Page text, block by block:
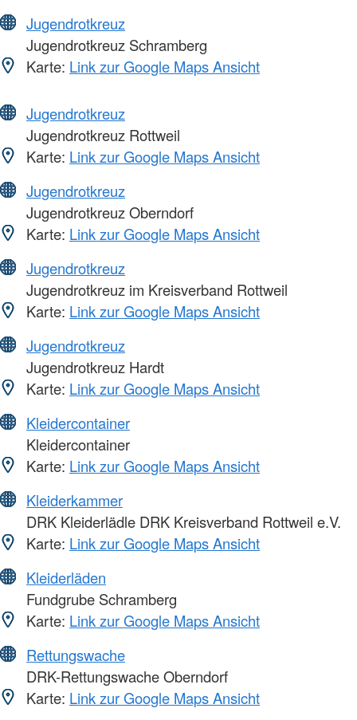
Jugendrotkreuz
Jugendrotkreuz Schramberg
Karte: Link zur Google Maps Ansicht
Jugendrotkreuz
Jugendrotkreuz Rottweil
Karte: Link zur Google Maps Ansicht
Jugendrotkreuz
Jugendrotkreuz Oberndorf
Karte: Link zur Google Maps Ansicht
Jugendrotkreuz
Jugendrotkreuz im Kreisverband Rottweil
Karte: Link zur Google Maps Ansicht
Jugendrotkreuz
Jugendrotkreuz Hardt
Karte: Link zur Google Maps Ansicht
Kleidercontainer
Kleidercontainer
Karte: Link zur Google Maps Ansicht
Kleiderkammer
DRK Kleiderlädle DRK Kreisverband Rottweil e.V.
Karte: Link zur Google Maps Ansicht
Kleiderläden
Fundgrube Schramberg
Karte: Link zur Google Maps Ansicht
Rettungswache
DRK-Rettungswache Oberndorf
Karte: Link zur Google Maps Ansicht